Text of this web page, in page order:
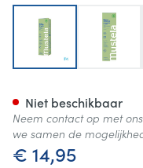
View larger image
View
€ 14,95
Niet beschikbaar
Neem contact op met
we samen de